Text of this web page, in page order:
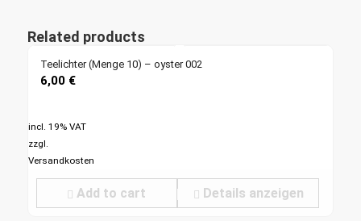
Related products
Teelichter (Menge 10) – oyster 002
6,00 €
incl. 19% VAT
zzgl.
Versandkosten
Add to cart Details anzeigen